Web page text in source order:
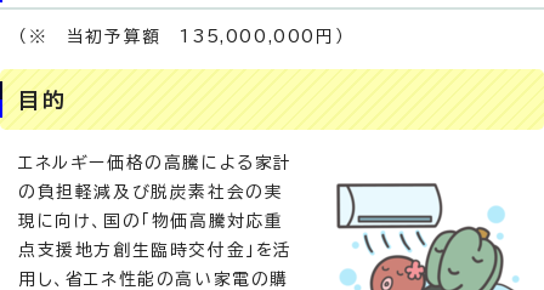
（※ 当初予算額 135,000,000円）
目的
エネルギー価格の高騰による家計
の負担軽減及び脱炭素社会の実
現に向け、国の「物価高騰対応重
点支援地方創生臨時交付金」を活
用し、省エネ性能の高い家電の購